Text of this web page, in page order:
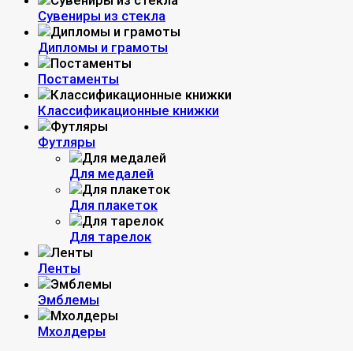
Сувениры из стекла
Дипломы и грамоты
Постаменты
Классификационные книжки
Футляры
Для медалей
Для плакеток
Для тарелок
Ленты
Эмблемы
Мхолдеры